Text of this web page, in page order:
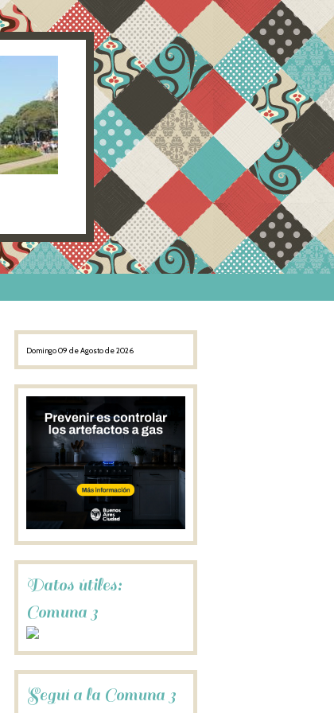
Domingo 09 de Agosto de 2026
Datos útiles:
Comuna 3
Seguí a la Comuna 3